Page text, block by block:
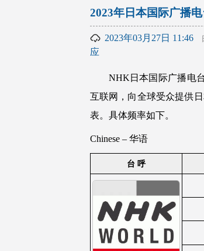
2023年日本国际广播
2023年03月27日 11:46
应
NHK日本国际广播电
互联网，向全球受众提供
表。具体频率如下。
Chinese – 华语
台 呼